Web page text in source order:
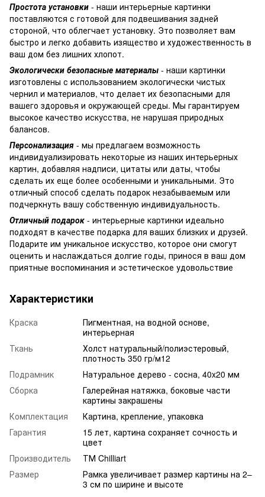
Простота установки - наши интерьерные картинки
поставляются с готовой для подвешивания задней
стороной, что облегчает установку. Это позволяет вам
быстро и легко добавить изящество и художественность в
ваш дом без лишних хлопот.
Экологически безопасные материалы - наши картинки
изготовлены с использованием экологически чистых
чернил и материалов, что делает их безопасными для
вашего здоровья и окружающей среды. Мы гарантируем
высокое качество искусства, не нарушая природных
балансов.
Персонализация - мы предлагаем возможность
индивидуализировать некоторые из наших интерьерных
картин, добавляя надписи, цитаты или даты, чтобы
сделать их еще более особенными и уникальными. Это
отличный способ сделать подарок незабываемым или
подчеркнуть вашу собственную индивидуальность.
Отличный подарок - интерьерные картинки идеально
подходят в качестве подарка для ваших близких и друзей.
Подарите им уникальное искусство, которое они смогут
оценить и наслаждаться долгие годы, принося в ваш дом
приятные воспоминания и эстетическое удовольствие
Характеристики
Краска
Пигментная, на водной основе,
интерьерная
Ткань
Холст натуральный/полиэстеровый,
плотность 350 гр/м12
Подрамник
Натуральное дерево - сосна, 40x20 мм
Сборка
Галерейная натяжка, боковые части
картины закрашены
Комплектация
Картина, крепление, упаковка
Гарантия
15 лет, картина сохраняет сочность и
цвет
Производитель
ТМ Chilliart
Размер
Рамка увеличивает размер картины на 2–
3 см по ширине и высоте